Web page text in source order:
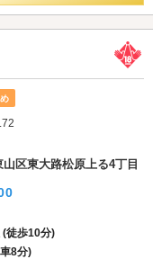
星のうち3.5
区東大路松原上る4丁目
(徒歩10分)
8分)